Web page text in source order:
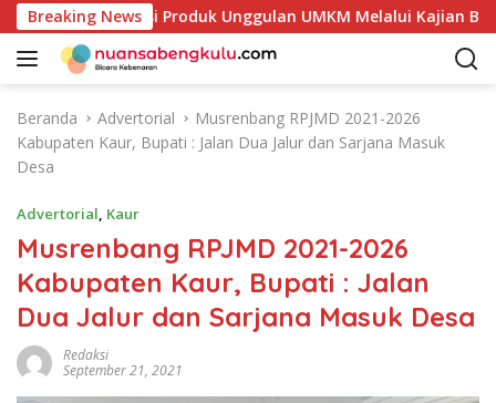
a
Breaking News
Potensi Produk Unggulan UMKM Melalui Kajian Bank
Beranda Advertorial
Musrenbang RPJMD 2021-2026
Kabupaten Kaur, Bupati : Jalan Dua Jalur dan Sarjana Masuk
Desa
Advertorial, Kaur
Musrenbang RPJMD 2021-2026
Kabupaten Kaur, Bupati : Jalan
Dua Jalur dan Sarjana Masuk Desa
Redaksi
September 21, 2021